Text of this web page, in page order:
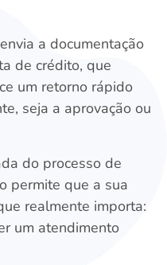
a documentação
de crédito, que
um retorno rápido
seja a aprovação ou
do processo de
permite que a sua
realmente importa:
um atendimento